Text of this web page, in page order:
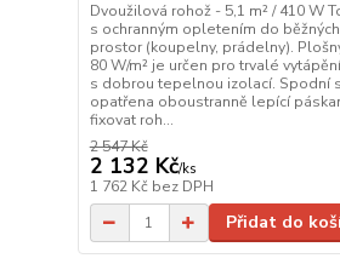
Dvoužilová rohož - 5,1 m² / 410 W
s ochranným opletením do
prostor (koupelny, prádelny).
80 W/m² je určen pro trvalé
s dobrou tepelnou izolací. Spodní
opatřena oboustranně lepící
fixovat roh...
2 547 Kč
2 132 Kč/ks
1 762 Kč bez DPH
Přidat do